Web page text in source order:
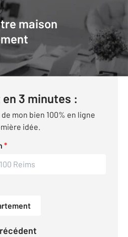
maison
CENTURY 21 La Concorde
bien avec
3 minutes :
mon bien 100% en ligne
idée.
*